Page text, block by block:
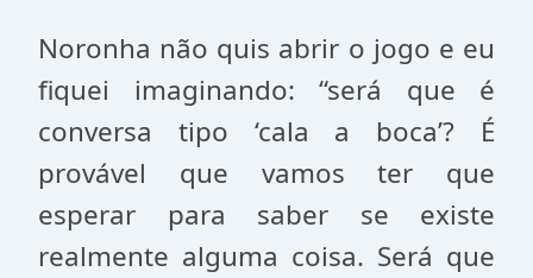
Noronha não quis abrir o jogo e eu
fiquei imaginando: “será que é
conversa tipo ‘cala a boca’? É
provável que vamos ter que
esperar para saber se existe
realmente alguma coisa. Será que